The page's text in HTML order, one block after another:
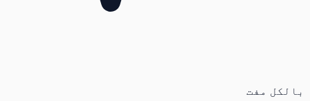
بالکل مفت